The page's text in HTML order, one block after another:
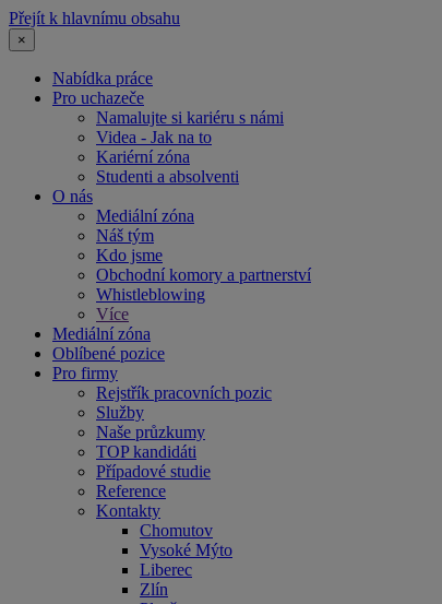
Přejít k hlavnímu obsahu
×
Nabídka práce
Pro uchazeče
Namalujte si kariéru s námi
Videa - Jak na to
Kariérní zóna
Studenti a absolventi
O nás
Mediální zóna
Náš tým
Kdo jsme
Obchodní komory a partnerství
Whistleblowing
Více
Mediální zóna
Oblíbené pozice
Pro firmy
Rejstřík pracovních pozic
Služby
Naše průzkumy
TOP kandidáti
Případové studie
Reference
Kontakty
Chomutov
Vysoké Mýto
Liberec
Zlín